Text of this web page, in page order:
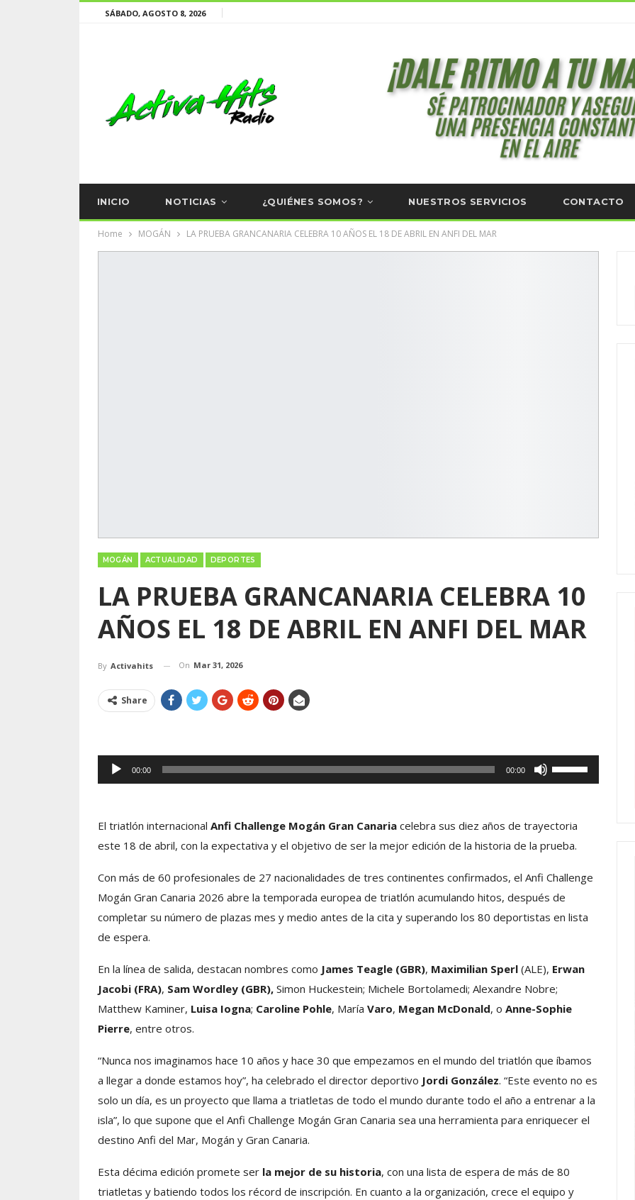
SÁBADO, AGOSTO 8, 2026
INICIO NOTICIAS ¿QUIÉNES SOMOS? NUESTROS SERVICIOS CONTACTO
Home MOGÁN LA PRUEBA GRANCANARIA CELEBRA 10 AÑOS EL 18 DE ABRIL EN ANFI DEL MAR
MOGÁN ACTUALIDAD DEPORTES
LA PRUEBA GRANCANARIA CELEBRA 10
AÑOS EL 18 DE ABRIL EN ANFI DEL MAR
By Activahits On Mar 31, 2026
Share
Reproductor
de
00:00 00:00
Utiliza
las
de
flecha
para
aumentar
o
el
El triatlón internacional Anfi Challenge Mogán Gran Canaria celebra sus diez años de trayectoria
este 18 de abril, con la expectativa y el objetivo de ser la mejor edición de la historia de la prueba.
Con más de 60 profesionales de 27 nacionalidades de tres continentes confirmados, el Anfi Challenge
Mogán Gran Canaria 2026 abre la temporada europea de triatlón acumulando hitos, después de
completar su número de plazas mes y medio antes de la cita y superando los 80 deportistas en lista
de espera.
En la línea de salida, destacan nombres como James Teagle (GBR), Maximilian Sperl(ALE), Erwan
Jacobi (FRA), Sam Wordley (GBR), Simon Huckestein; Michele Bortolamedi; Alexandre Nobre;
Matthew Kaminer, Luisa Iogna; Caroline Pohle, María Varo, Megan McDonald, o Anne-Sophie
Pierre, entre otros.
“Nunca nos imaginamos hace 10 años y hace 30 que empezamos en el mundo del triatlón que íbamos
a llegar a donde estamos hoy”, ha celebrado el director deportivo Jordi González. “Este evento no es
solo un día, es un proyecto que llama a triatletas de todo el mundo durante todo el año a entrenar a la
isla”, lo que supone que el Anfi Challenge Mogán Gran Canaria sea una herramienta para enriquecer el
destino Anfi del Mar, Mogán y Gran Canaria.
Esta décima edición promete ser la mejor de su historia, con una lista de espera de más de 80
triatletas y batiendo todos los récord de inscripción. En cuanto a la organización, crece el equipo y